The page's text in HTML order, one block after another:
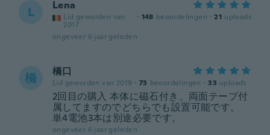
L Lena
Lid geworden van
2017
· 148 beoordelingen · 21 uploads
ongeveer 6 jaar geleden
橋 橋口
Lid geworden van 2019 · 73 beoordelingen · 33 uploads
2回目の購入 本体に磁石付き、両面テープ付
属してますのでどちらでも設置可能です。
単4電池3本は別途必要です。
ongeveer 6 jaar geleden